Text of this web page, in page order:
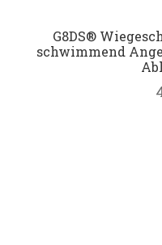
G8DS®
schwimmend